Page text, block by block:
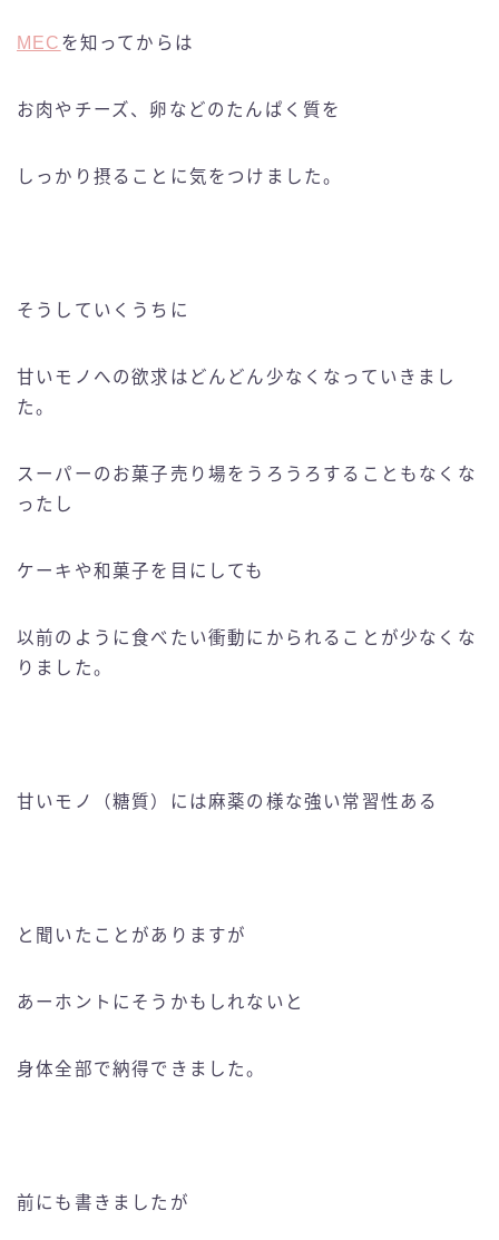
MEC を知ってからは
お肉やチーズ、卵などのたんぱく質を
しっかり摂ることに気をつけました。
そうしていくうちに
甘いモノへの欲求はどんどん少なくなっていきまし
た。
スーパーのお菓子売り場をうろうろすることもなくな
ったし
ケーキや和菓子を目にしても
以前のように食べたい衝動にかられることが少なくな
りました。
甘いモノ（糖質）には麻薬の様な強い常習性ある
と聞いたことがありますが
あーホントにそうかもしれないと
身体全部で納得できました。
前にも書きましたが